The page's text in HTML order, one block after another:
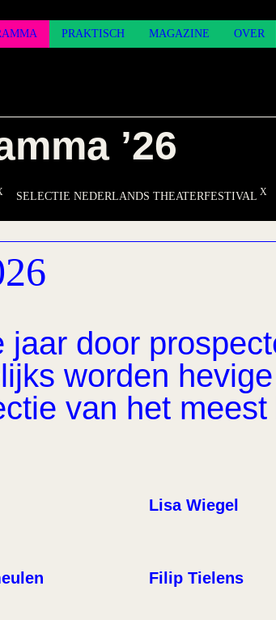
PRAKTISCH MAGAZINE OVER
’26
SELECTIE NEDERLANDS THEATERFESTIVAL
jaar door
worden
van het
Lisa Wiegel
Filip Tielens